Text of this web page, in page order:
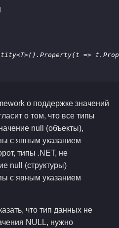
=>
о поддержке значений
о том, что все типы
null (объекты),
с явным указанием
типы .NET, не
null (структуры)
с явным указанием
что тип данных не
NULL, нужно